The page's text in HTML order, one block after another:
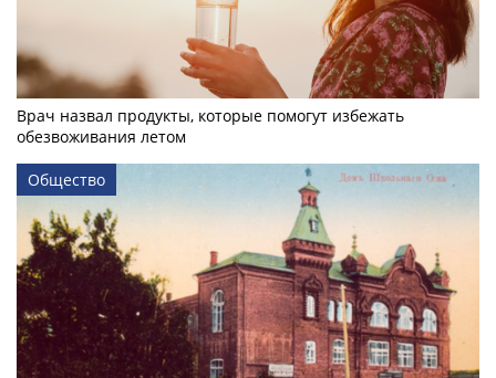
Врач назвал продукты, которые помогут избежать
обезвоживания летом
Общество